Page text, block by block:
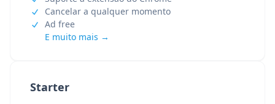
Starter
Cancelar a qualquer momento
Ad free
E muito mais →